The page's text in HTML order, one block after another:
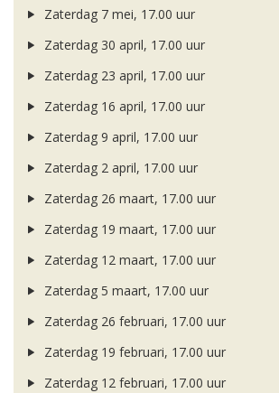
Zaterdag 7 mei, 17.00 uur
Zaterdag 30 april, 17.00 uur
Zaterdag 23 april, 17.00 uur
Zaterdag 16 april, 17.00 uur
Zaterdag 9 april, 17.00 uur
Zaterdag 2 april, 17.00 uur
Zaterdag 26 maart, 17.00 uur
Zaterdag 19 maart, 17.00 uur
Zaterdag 12 maart, 17.00 uur
Zaterdag 5 maart, 17.00 uur
Zaterdag 26 februari, 17.00 uur
Zaterdag 19 februari, 17.00 uur
Zaterdag 12 februari, 17.00 uur